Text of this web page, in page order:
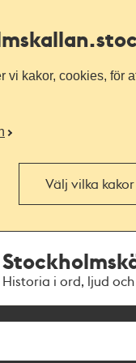
vi kakor, cookies, för
Välj vilka
Historia i ord, ljud